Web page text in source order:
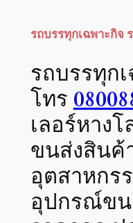
รถบรรทุกเฉพาะกิจ
รถบรรทุก
โทร
เลอร์หางโ
ขนส่งสินค้
อุตสาหกร
อุปกรณ์ขน